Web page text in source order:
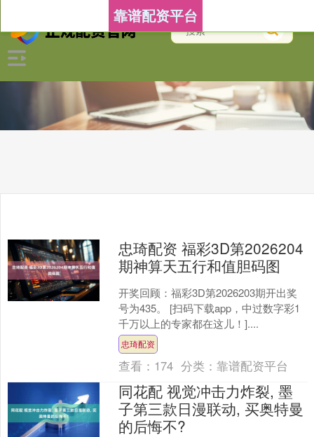
靠谱配资平台
忠琦配资 福彩3D第2026204
期神算天五行和值胆码图
开奖回顾：福彩3D第2026203期开出奖
号为435。 [扫码下载app，中过数字彩1
千万以上的专家都在这儿！]....
忠琦配资
查看： 174 分类：靠谱配资平台
同花配 视觉冲击力炸裂, 墨
子第三款日漫联动, 买奥特曼
的后悔不?